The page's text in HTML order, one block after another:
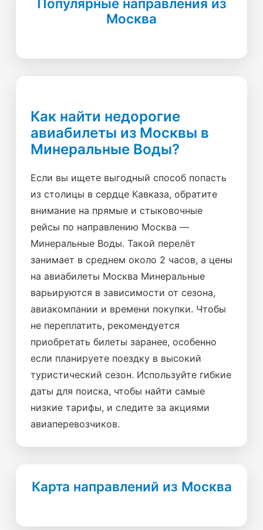
Популярные направления из
Москва
Как найти недорогие
авиабилеты из Москвы в
Минеральные Воды?
Если вы ищете выгодный способ попасть
из столицы в сердце Кавказа, обратите
внимание на прямые и стыковочные
рейсы по направлению Москва —
Минеральные Воды. Такой перелёт
занимает в среднем около 2 часов, а цены
на авиабилеты Москва Минеральные
варьируются в зависимости от сезона,
авиакомпании и времени покупки. Чтобы
не переплатить, рекомендуется
приобретать билеты заранее, особенно
если планируете поездку в высокий
туристический сезон. Используйте гибкие
даты для поиска, чтобы найти самые
низкие тарифы, и следите за акциями
авиаперевозчиков.
Карта направлений из Москва